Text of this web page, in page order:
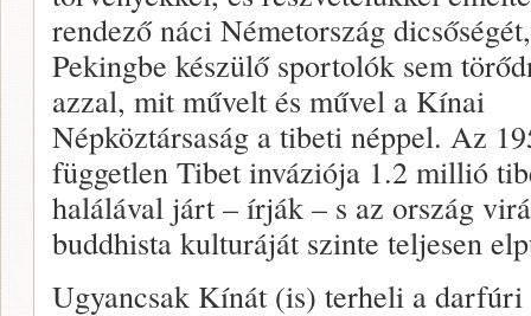
rendező náci Németország
Pekingbe készülő sportolók sem
azzal, mit művelt és művel a Kínai
Népköztársaság a tibeti néppel. Az
független Tibet inváziója 1.2 millió
halálával járt – írják – s az ország
buddhista kulturáját szinte teljesen
Ugyancsak Kínát (is) terheli a